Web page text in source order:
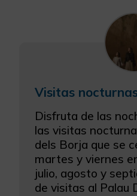
Disfruta de las
las visitas
dels Borja que se
martes y viernes
julio, agosto y
de visitas al Palau